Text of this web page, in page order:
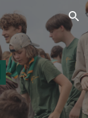
Skip to navigation